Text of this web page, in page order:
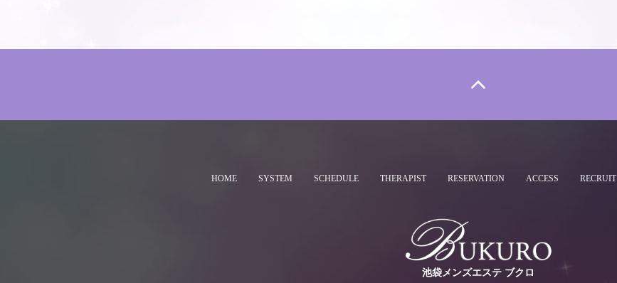
HOME SYSTEM SCHEDULE THERAPIST RESERVATION ACCESS RECRUIT
池袋メンズエステ ブクロ